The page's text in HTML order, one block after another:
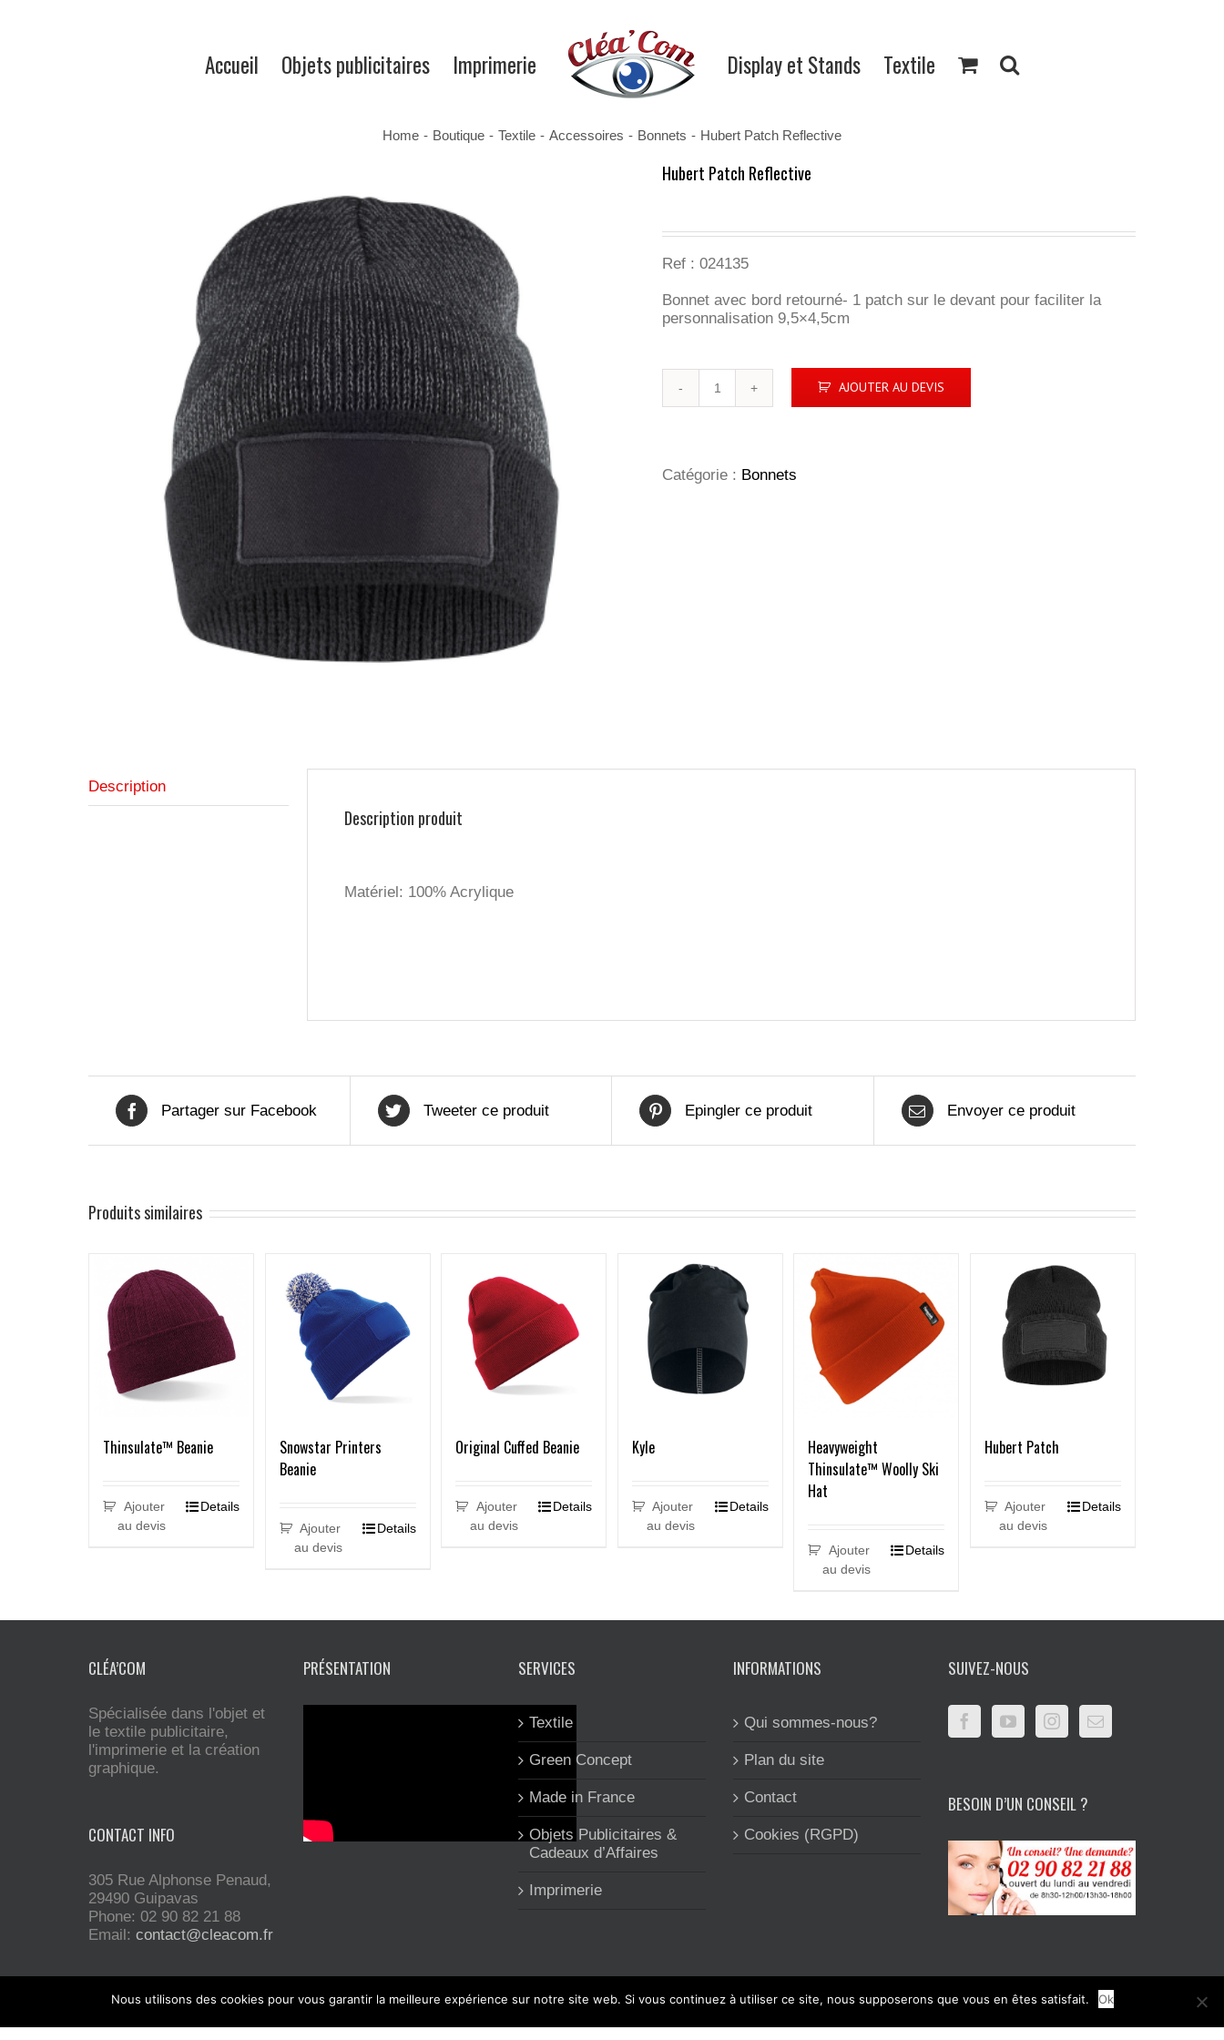
Accueil Objets publicitaires Imprimerie Display et Stands Textile
Home - Boutique - Textile - Accessoires - Bonnets - Hubert Patch Reflective
Hubert Patch Reflective
Ref : 024135
Bonnet avec bord retourné- 1 patch sur le devant pour faciliter la
personnalisation 9,5×4,5cm
AJOUTER AU DEVIS
Catégorie : Bonnets
Description
Description produit
Matériel: 100% Acrylique
Partager sur Facebook Tweeter ce produit Epingler ce produit Envoyer ce produit
Produits similaires
Thinsulate™ Beanie
Ajouter
au devis
Details
Snowstar Printers
Beanie
Ajouter
au devis
Details
Original Cuffed Beanie
Ajouter
au devis
Details
Kyle
Ajouter
au devis
Details
Heavyweight
Thinsulate™ Woolly Ski
Hat
Ajouter
au devis
Details
Hubert Patch
Ajouter
au devis
Details
CLÉA’COM
Spécialisée dans l'objet et
le textile publicitaire,
l'imprimerie et la création
graphique.
CONTACT INFO
305 Rue Alphonse Penaud,
29490 Guipavas
Phone: 02 90 82 21 88
Email: contact@cleacom.fr
PRÉSENTATION SERVICES
Textile
Green Concept
Made in France
Objets Publicitaires &
Cadeaux d’Affaires
Imprimerie
INFORMATIONS
Qui sommes-nous?
Plan du site
Contact
Cookies (RGPD)
SUIVEZ-NOUS
BESOIN D’UN CONSEIL ?
Installée sur Guipavas, la société CLEA'COM est spécialisée dans l'objet et le textile publicitaire, l'imprimerie et la création graphique.
Nous utilisons des cookies pour vous garantir la meilleure expérience sur notre site web. Si vous continuez à utiliser ce site, nous supposerons que vous en êtes satisfait. Ok